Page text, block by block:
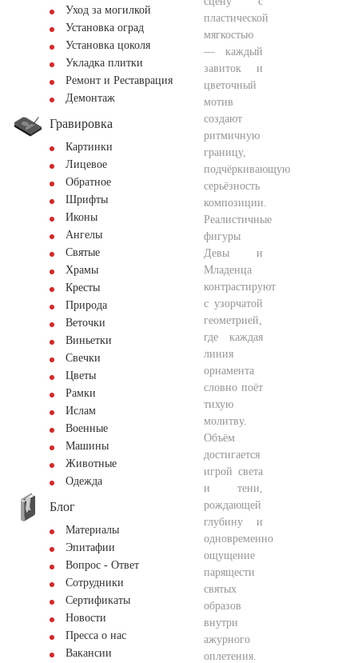
Уход за могилкой
Установка оград
Установка цоколя
Укладка плитки
Ремонт и Реставрация
Демонтаж
Гравировка
Картинки
Лицевое
Обратное
Шрифты
Иконы
Ангелы
Святые
Храмы
Кресты
Природа
Веточки
Виньетки
Свечки
Цветы
Рамки
Ислам
Военные
Машины
Животные
Одежда
Блог
Материалы
Эпитафии
Вопрос - Ответ
Сотрудники
Сертификаты
Новости
Пресса о нас
Вакансии
пластической
мягкостью
— каждый
завиток и
цветочный
мотив
создают
ритмичную
границу,
подчёркивающую
серьёзность
композиции.
Реалистичные
фигуры
Девы и
Младенца
контрастируют
с узорчатой
геометрией,
где каждая
линия
орнамента
словно поёт
тихую
молитву.
Объём
достигается
игрой света
и тени,
рождающей
глубину и
одновременно
ощущение
парящести
святых
образов
внутри
ажурного
оплетения.